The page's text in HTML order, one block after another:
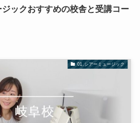
ックおすすめの校舎と受講コー
01.シアーミュージック